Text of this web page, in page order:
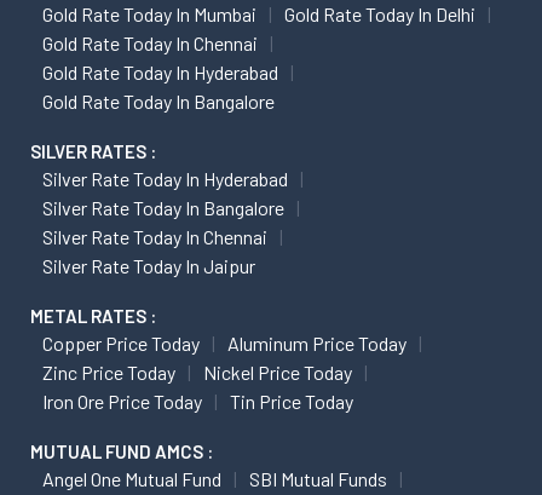
Gold Rate Today In Mumbai
Gold Rate Today In Delhi
Gold Rate Today In Chennai
Gold Rate Today In Hyderabad
Gold Rate Today In Bangalore
SILVER RATES :
Silver Rate Today In Hyderabad
Silver Rate Today In Bangalore
Silver Rate Today In Chennai
Silver Rate Today In Jaipur
METAL RATES :
Copper Price Today
Aluminum Price Today
Zinc Price Today
Nickel Price Today
Iron Ore Price Today
Tin Price Today
MUTUAL FUND AMCS :
Angel One Mutual Fund
SBI Mutual Funds